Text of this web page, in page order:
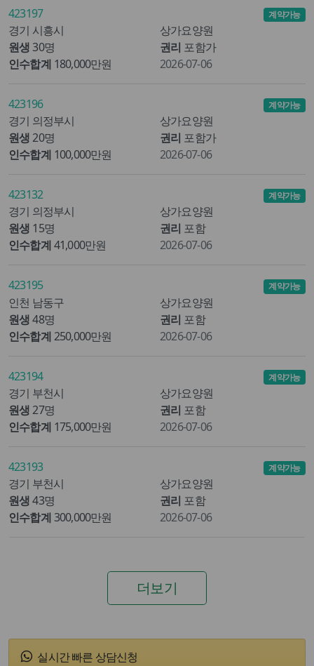
실시간 빠른 상담신청
423197
경기 시흥시
상가요양원
원생 30명 권리 포함가
인수합계 180,000만원
계약가능
2026-07-06
423196
경기 의정부시
상가요양원
원생 20명 권리 포함가
인수합계 100,000만원
계약가능
2026-07-06
423132
경기 의정부시
상가요양원
원생 15명 권리 포함
인수합계41,000만원
계약가능
2026-07-06
423195
인천 남동구
상가요양원
원생 48명 권리 포함
인수합계250,000만원
계약가능
2026-07-06
423194
경기 부천시
상가요양원
원생 27명 권리 포함
인수합계 175,000만원
계약가능
2026-07-06
423193
경기 부천시
상가요양원
원생 43명 권리 포함
인수합계300,000만원
계약가능
2026-07-06
더보기